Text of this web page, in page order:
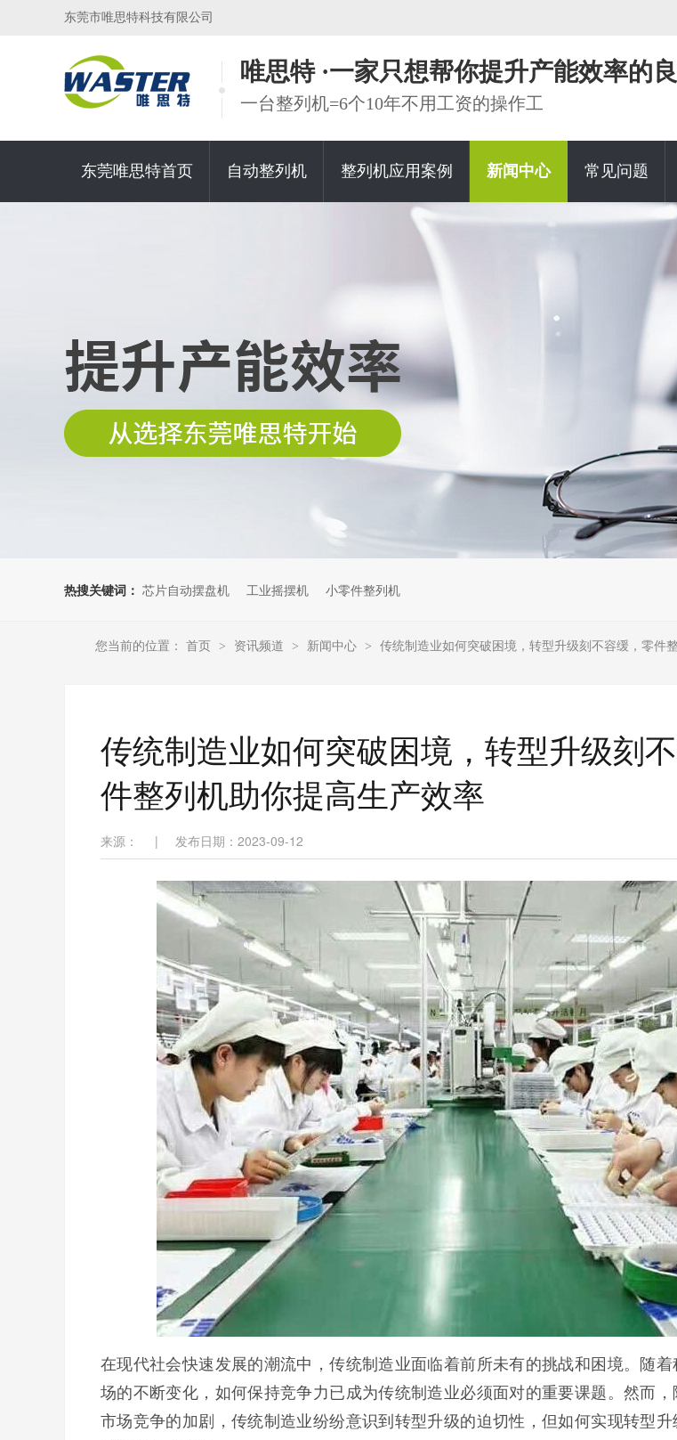
东莞市唯思特科技有限公司
唯思特 ·一家只想帮你提升产能效率的
一台整列机=6个10年不用工资的操作工
东莞唯思特首页 自动整列机 整列机应用案例 新闻中心 常见问题
热搜关键词： 芯片自动摆盘机 工业摇摆机 小零件整列机
您当前的位置： 首页 > 资讯频道 > 新闻中心 > 传统制造业如何突破困境，转型升级刻不容缓，零件
传统制造业如何突破困境，转型升级刻
件整列机助你提高生产效率
来源： | 发布日期：2023-09-12
在现代社会快速发展的潮流中，传统制造业面临着前所未有的挑战和困境。随
场的不断变化，如何保持竞争力已成为传统制造业必须面对的重要课题。然而
市场竞争的加剧，传统制造业纷纷意识到转型升级的迫切性，但如何实现转型